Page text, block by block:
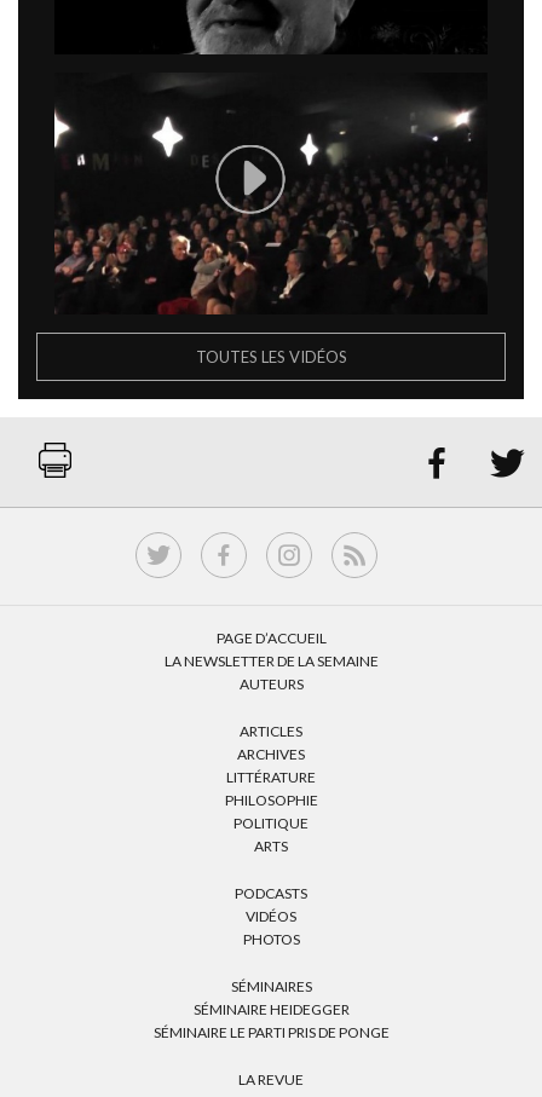
TOUTES LES VIDÉOS
 
PAGE D’ACCUEIL
LA NEWSLETTER DE LA SEMAINE
AUTEURS
ARTICLES
ARCHIVES
LITTÉRATURE
PHILOSOPHIE
POLITIQUE
ARTS
PODCASTS
VIDÉOS
PHOTOS
SÉMINAIRES
SÉMINAIRE HEIDEGGER
SÉMINAIRE LE PARTI PRIS DE PONGE
LA REVUE